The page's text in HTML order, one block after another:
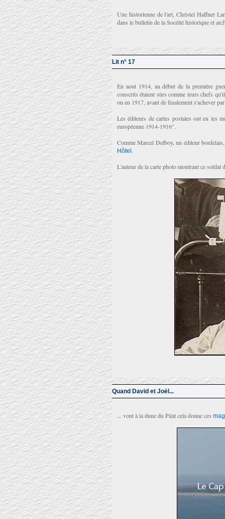
Une historienne de l'art, Christel Haffner
dans le bulletin de la Socéité historique et
Lit n° 17
En aout 1914, au début de la première
conscrits étaient sûrs comme leurs chefs
ou en 1917, avant de finalement s'achever
Les éditeurs de cartes postales ont eu les
européenne 1914-1916".
Comme Marcel Delboy, un éditeur
Hôtel .
L'auteur de la carte photo montrant ce
Quand David et Joël...
... vont à la dune du Pilat cela donne ces